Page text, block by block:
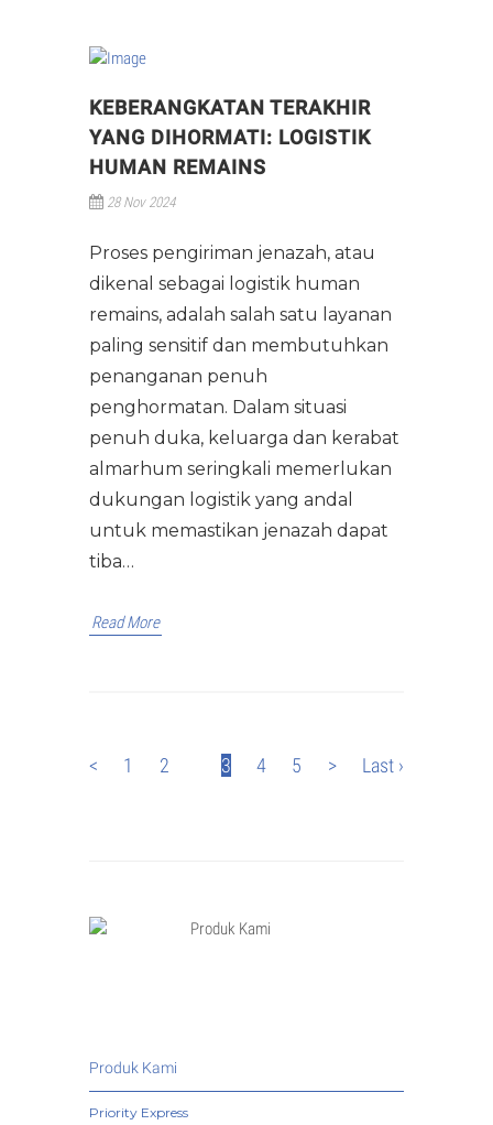
KEBERANGKATAN TERAKHIR
YANG DIHORMATI: LOGISTIK
HUMAN REMAINS
28 Nov 2024
Proses pengiriman jenazah, atau
dikenal sebagai logistik human
remains, adalah salah satu layanan
paling sensitif dan membutuhkan
penanganan penuh
penghormatan. Dalam situasi
penuh duka, keluarga dan kerabat
almarhum seringkali memerlukan
dukungan logistik yang andal
untuk memastikan jenazah dapat
tiba…
Read More
< 1 2 3 4 5 > Last ›
Produk Kami
Priority Express